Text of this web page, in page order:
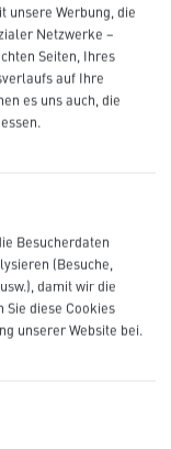
unsere Werbung, die
Netzwerke –
Seiten, Ihres
auf Ihre
es uns auch, die
Besucherdaten
(Besuche,
damit wir die
Sie diese Cookies
unserer Website bei.